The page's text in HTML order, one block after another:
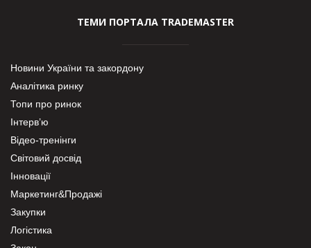
ТЕМИ ПОРТАЛА TRADEMASTER
Новини України та закордону
Аналітика ринку
Топи про ринок
Інтерв’ю
Відео-тренінги
Світовий досвід
Інновації
Маркетинг&Продажі
Закупки
Логістика